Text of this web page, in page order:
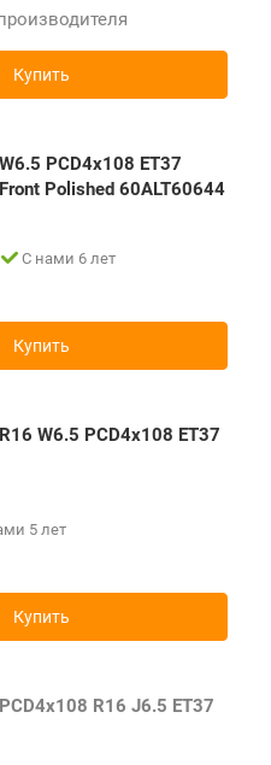
Купить
PCD4x108 ET37
Polished 60ALT60644
С нами 6 лет
Купить
W6.5 PCD4x108 ET37
5 лет
Купить
R16 J6.5 ET37